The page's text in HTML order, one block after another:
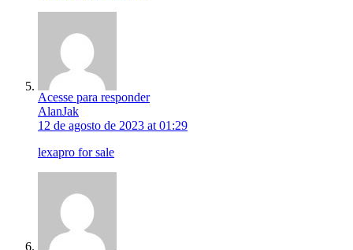
Acesse para responder
AlanJak
12 de agosto de 2023 at 01:29
lexapro for sale